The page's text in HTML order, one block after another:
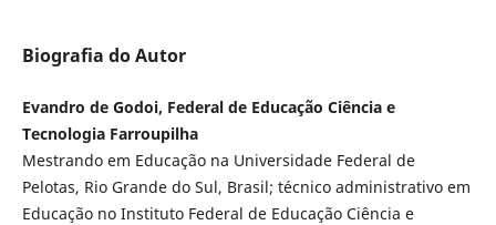
Biografia do Autor
Evandro de Godoi, Federal de Educação Ciência e
Tecnologia Farroupilha
Mestrando em Educação na Universidade Federal de
Pelotas, Rio Grande do Sul, Brasil; técnico administrativo em
Educação no Instituto Federal de Educação Ciência e